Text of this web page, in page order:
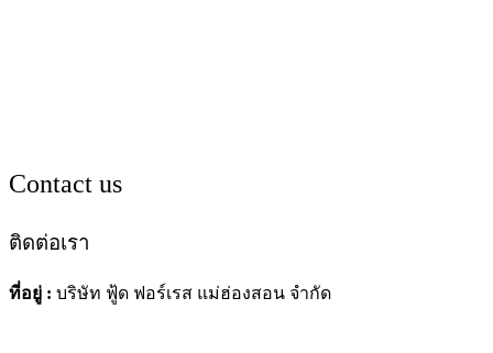
Contact us
ติดต่อเรา
ที่อยู่ : บริษัท ฟู้ด ฟอร์เรส แม่ฮ่องสอน จำกัด